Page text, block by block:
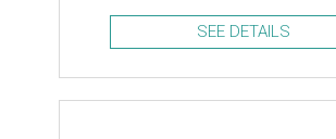
SEE DETAILS